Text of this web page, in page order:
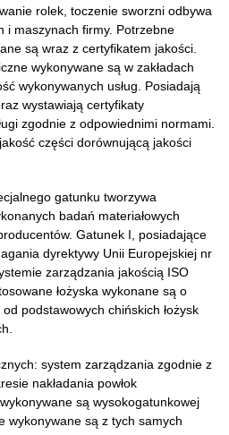
rolek, toczenie sworzni odbywa
i maszynach firmy. Potrzebne
są wraz z certyfikatem jakości.
wykonywane są w zakładach
wykonywanych usług. Posiadają
wystawiają certyfikaty
zgodnie z odpowiednimi normami.
części dorównującą jakości
gatunku tworzywa
badań materiałowych
Gatunek I, posiadające
dyrektywy Unii Europejskiej nr
zarządzania jakością ISO
łożyska wykonane są o
podstawowych chińskich łożysk
system zarządzania zgodnie z
nakładania powłok
są wysokogatunkowej
wykonywane są z tych samych